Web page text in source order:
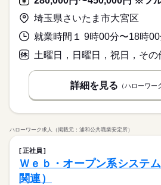
埼玉県さいたま市大宮区
就業時間１ 9時00分〜18時00
土曜日，日曜日，祝日，その
詳細を見る （ハローワー
ハローワーク求人（掲載元：浦和公共職業安定所）
正社員
Ｗｅｂ・オープン系システ
関連）